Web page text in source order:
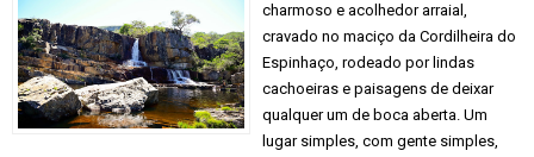
charmoso e acolhedor arraial,
cravado no maciço da Cordilheira do
Espinhaço, rodeado por lindas
cachoeiras e paisagens de deixar
qualquer um de boca aberta. Um
lugar simples, com gente simples,